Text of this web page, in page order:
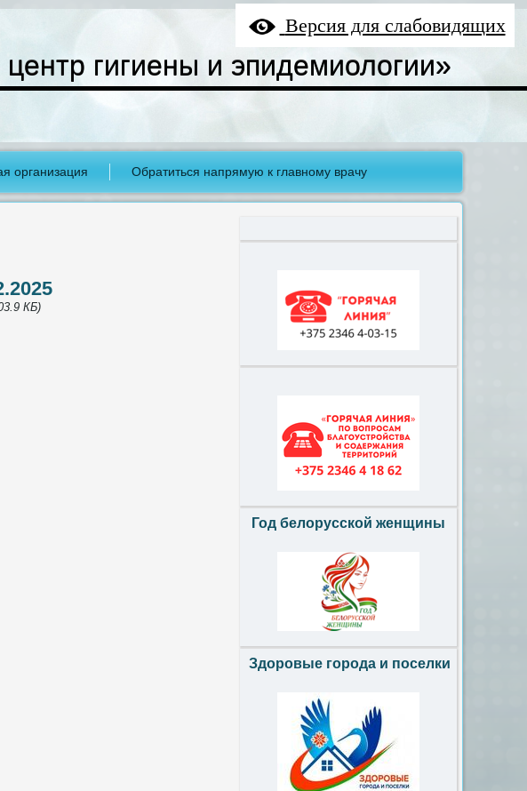
Версия для слабовидящих
гигиены и эпидемиологии»
организация Обратиться напрямую к главному врачу
КБ)
Год белорусской женщины
Здоровые города и поселки